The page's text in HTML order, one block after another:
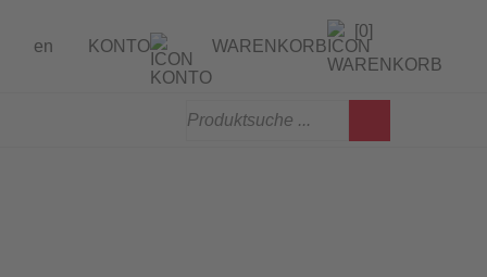
en KONTO WARENKORB
[0]